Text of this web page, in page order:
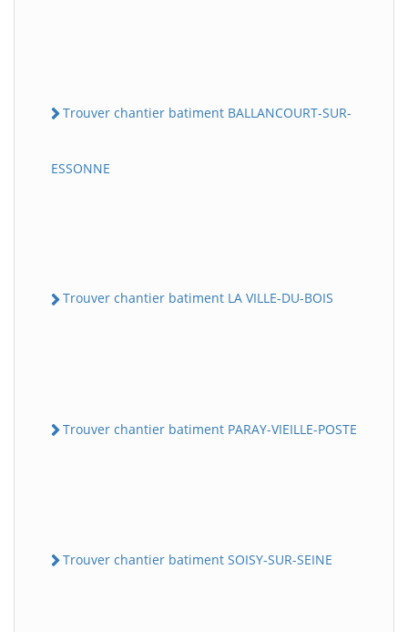
Trouver chantier batiment BALLANCOURT-SUR-
ESSONNE
Trouver chantier batiment LA VILLE-DU-BOIS
Trouver chantier batiment PARAY-VIEILLE-POSTE
Trouver chantier batiment SOISY-SUR-SEINE